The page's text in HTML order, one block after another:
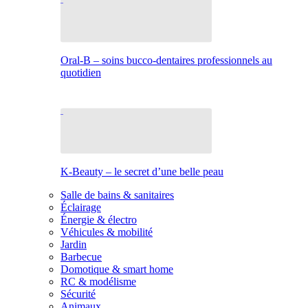
Oral-B – soins bucco-dentaires professionnels au
quotidien
K-Beauty – le secret d’une belle peau
Salle de bains & sanitaires
Éclairage
Énergie & électro
Véhicules & mobilité
Jardin
Barbecue
Domotique & smart home
RC & modélisme
Sécurité